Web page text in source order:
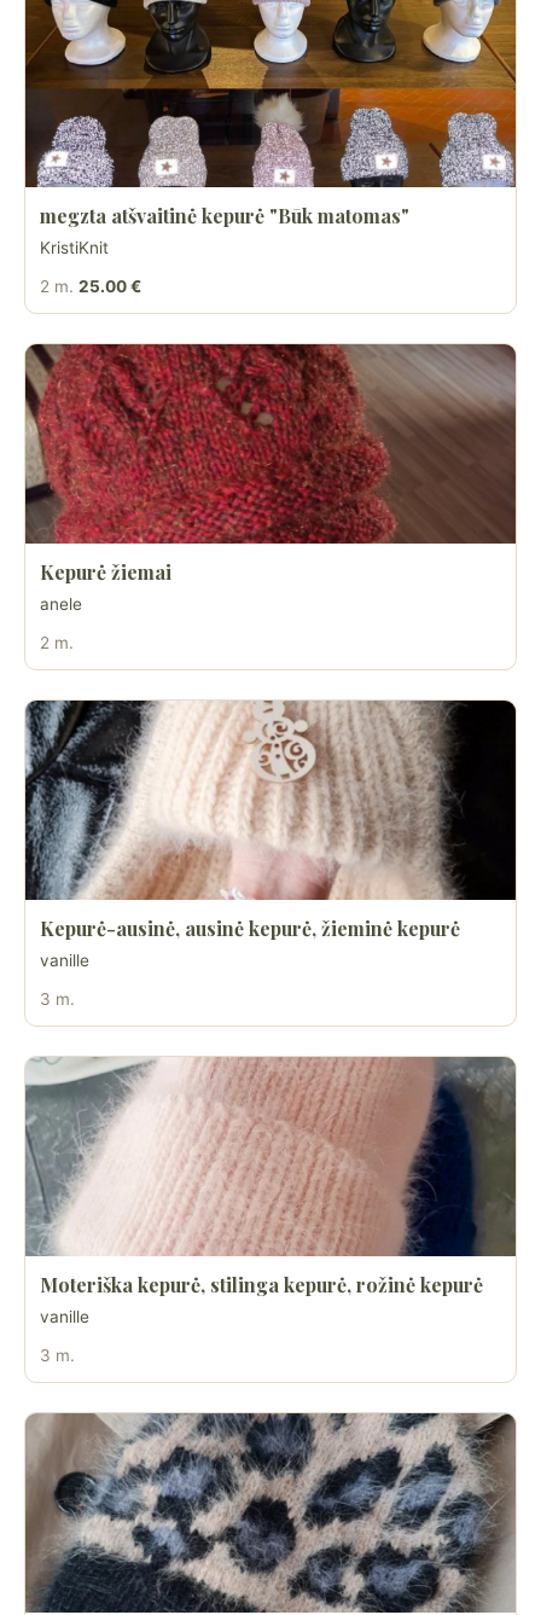
megzta atšvaitinė kepurė "Būk matomas"
KristiKnit
2 m. 25.00 €
Kepurė žiemai
anele
2 m.
Kepurė-ausinė, ausinė kepurė, žieminė kepurė
vanille
3 m.
Moteriška kepurė, stilinga kepurė, rožinė kepurė
vanille
3 m.